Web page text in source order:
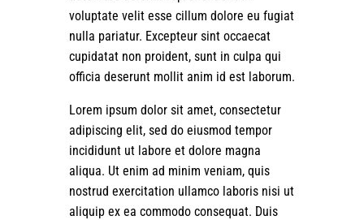
voluptate velit esse cillum dolore eu fugiat
nulla pariatur. Excepteur sint occaecat
cupidatat non proident, sunt in culpa qui
officia deserunt mollit anim id est laborum.
Lorem ipsum dolor sit amet, consectetur
adipiscing elit, sed do eiusmod tempor
incididunt ut labore et dolore magna
aliqua. Ut enim ad minim veniam, quis
nostrud exercitation ullamco laboris nisi ut
aliquip ex ea commodo consequat. Duis